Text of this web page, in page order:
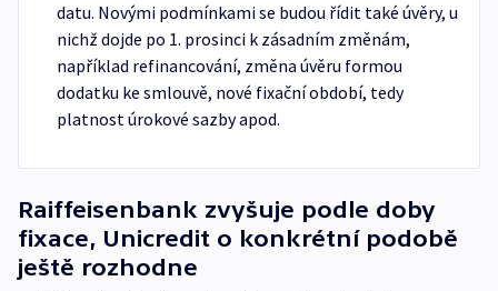
datu. Novými podmínkami se budou řídit také úvěry, u
nichž dojde po 1. prosinci k zásadním změnám,
například refinancování, změna úvěru formou
dodatku ke smlouvě, nové fixační období, tedy
platnost úrokové sazby apod.
Raiffeisenbank zvyšuje podle doby
fixace, Unicredit o konkrétní podobě
ještě rozhodne